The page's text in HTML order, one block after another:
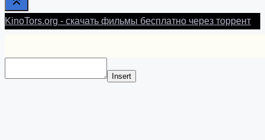
KinoTors.org - скачать фильмы бесплатно через торрент
Insert